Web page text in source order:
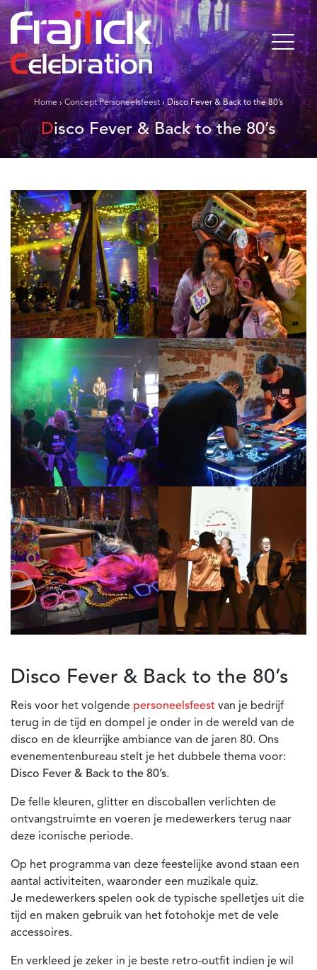
Home › Concept Personeelsfeest›Disco Fever & Back to the 80’s
Disco Fever & Back to the 80’s
Disco Fever & Back to the 80’s
Reis voor het volgende personeelsfeest van je bedrijf
terug in de tijd en dompel je onder in de wereld van de
disco en de kleurrijke ambiance van de jaren 80. Ons
evenementenbureau stelt je het dubbele thema voor:
Disco Fever & Back to the 80’s.
De felle kleuren, glitter en discoballen verlichten de
ontvangstruimte en voeren je medewerkers terug naar
deze iconische periode.
Op het programma van deze feestelijke avond staan een
aantal activiteiten, waaronder een muzikale quiz.
Je medewerkers spelen ook de typische spelletjes uit die
tijd en maken gebruik van het fotohokje met de vele
accessoires.
En verkleed je zeker in je beste retro-outfit indien je wil